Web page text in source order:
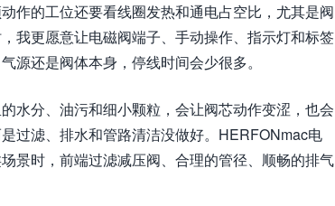
作的工位还要看线圈发热和通电占空比，尤其是阀
我更愿意让电磁阀端子、手动操作、指示灯和标签
源还是阀体本身，停线时间会少很多。
水分、油污和细小颗粒，会让阀芯动作变涩，也会
过滤、排水和管路清洁没做好。HERFONmac电
景时，前端过滤减压阀、合理的管径、顺畅的排气